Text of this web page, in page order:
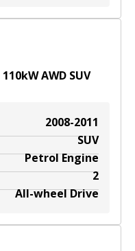
110kWAWD SUV
2008-2011
SUV
Petrol Engine
2
All-wheel Drive